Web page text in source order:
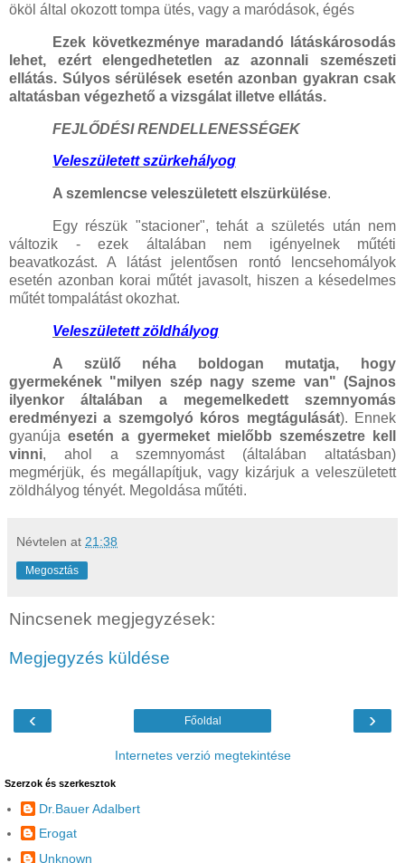
ököl által okozott tompa ütés, vagy a maródások, égés
Ezek következménye maradandó látáskárosodás
lehet, ezért elengedhetetlen az azonnali szemészeti
ellátás. Súlyos sérülések esetén azonban gyakran csak
altatásban végezhető a vizsgálat illetve ellátás.
FEJLŐDÉSI RENDELLENESSÉGEK
Veleszületett szürkehályog
A szemlencse veleszületett elszürkülése.
Egy részük "stacioner", tehát a születés után nem
változik - ezek általában nem igényelnek műtéti
beavatkozást. A látást jelentősen rontó lencsehomályok
esetén azonban korai műtét javasolt, hiszen a késedelmes
műtét tompalátást okozhat.
Veleszületett zöldhályog
A szülő néha boldogan mutatja, hogy
gyermekének "milyen szép nagy szeme van" (Sajnos
ilyenkor általában a megemelkedett szemnyomás
eredményezi a szemgolyó kóros megtágulását). Ennek
gyanújaesetén a gyermeket mielőbb szemészetre kell
vinni, ahol a szemnyomást (általában altatásban)
megmérjük, és megállapítjuk, vagy kizárjuk a veleszületett
zöldhályog tényét. Megoldása műtéti.
Névtelen at 21:38
Megosztás
Nincsenek megjegyzések:
Megjegyzés küldése
‹ ›
Főoldal
Internetes verzió megtekintése
Szerzok és szerkesztok
Dr.Bauer Adalbert
Erogat
Unknown